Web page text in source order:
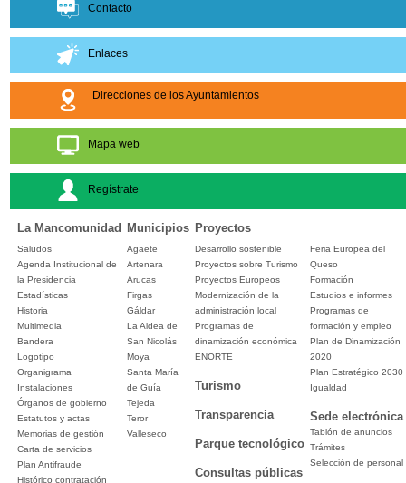
Contacto
Enlaces
Direcciones de los Ayuntamientos
Mapa web
Regístrate
La Mancomunidad Municipios Proyectos
Saludos
Agenda Institucional de
la Presidencia
Estadísticas
Historia
Multimedia
Bandera
Logotipo
Organigrama
Instalaciones
Órganos de gobierno
Estatutos y actas
Memorias de gestión
Carta de servicios
Plan Antifraude
Histórico contratación
Agaete
Artenara
Arucas
Firgas
Gáldar
La Aldea de
San Nicolás
Moya
Santa María
de Guía
Tejeda
Teror
Valleseco
Desarrollo sostenible
Proyectos sobre Turismo
Proyectos Europeos
Modernización de la
administración local
Programas de
dinamización económica
ENORTE
Turismo
Transparencia
Parque tecnológico
Consultas públicas
Feria Europea del
Queso
Formación
Estudios e informes
Programas de
formación y empleo
Plan de Dinamización
2020
Plan Estratégico 2030
Igualdad
Sede electrónica
Tablón de anuncios
Trámites
Selección de personal